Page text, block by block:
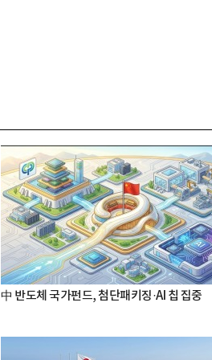
中 반도체 국가펀드, 첨단패키징·AI 칩 집중